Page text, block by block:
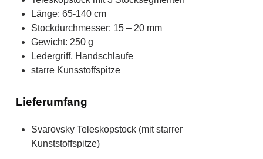
Länge: 65-140 cm
Stockdurchmesser: 15 – 20 mm
Gewicht: 250 g
Ledergriff, Handschlaufe
starre Kunsstoffspitze
Lieferumfang
Svarovsky Teleskopstock (mit starrer
Kunststoffspitze)